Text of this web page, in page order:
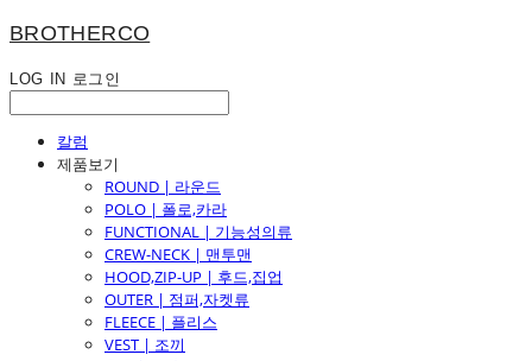
BROTHERCO
LOG IN 로그인
칼럼
제품보기
ROUND | 라운드
POLO | 폴로,카라
FUNCTIONAL | 기능성의류
CREW-NECK | 맨투맨
HOOD,ZIP-UP | 후드,집업
OUTER | 점퍼,자켓류
FLEECE | 플리스
VEST | 조끼